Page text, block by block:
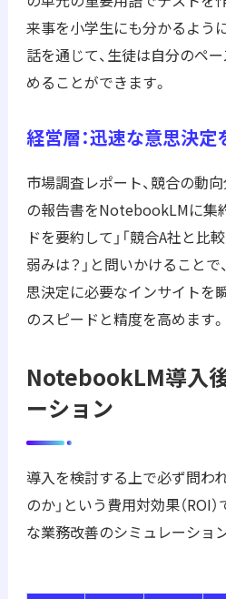
来事を小学生にも分かるよう
話を通じて、生徒は自分のペ
めることができます。
経営層：迅速な意思決定
市場調査レポート、競合の動
の報告書をNotebookLMに集
ドを要約して」「競合A社と比
弱みは？」と問いかけること
思決定に必要なインサイトを
のスピードと精度を高めます。
NotebookLM導入
ーション
導入を検討する上で必ず問わ
のか」という費用対効果（ROI
な業務改善のシミュレーショ